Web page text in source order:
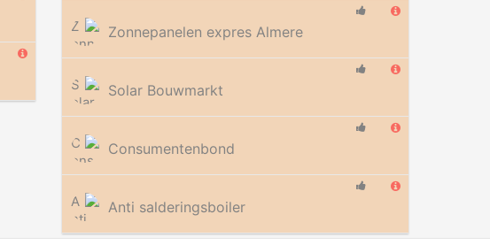
Zonnepanelen expres Almere
Solar Bouwmarkt
Consumentenbond
Anti salderingsboiler